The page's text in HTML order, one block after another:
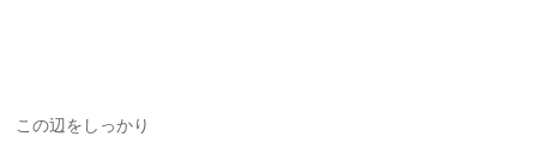
この辺をしっかり